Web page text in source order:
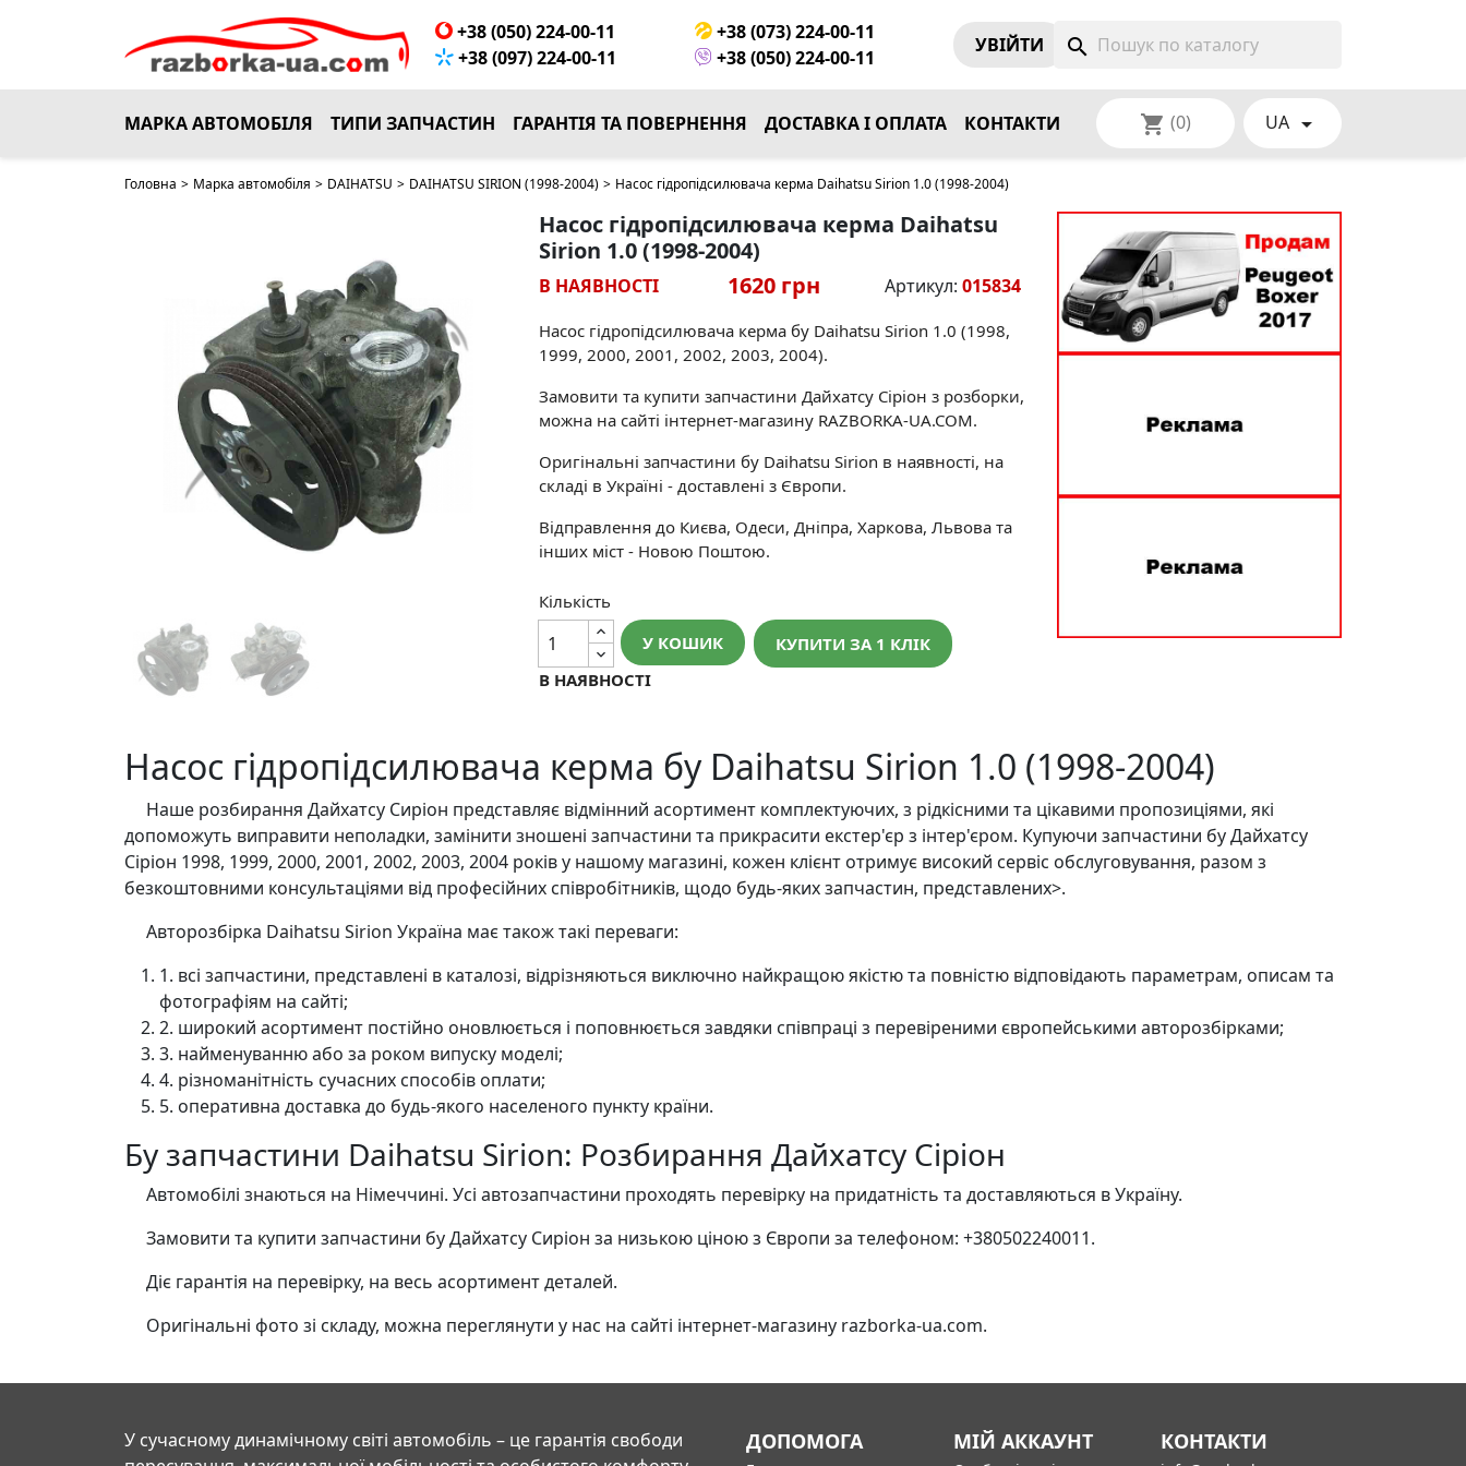
+38 (050) 224-00-11
+38 (073) 224-00-11
+38 (097) 224-00-11
+38 (050) 224-00-11
УВIЙТИ search
МАРКА АВТОМОБІЛЯ ТИПИ ЗАПЧАСТИН ГАРАНТІЯ ТА ПОВЕРНЕННЯ ДОСТАВКА І ОПЛАТА КОНТАКТИ shopping_cart (0) UA 
Головна > Марка автомобіля > DAIHATSU > DAIHATSU SIRION (1998-2004) > Насос гідропідсилювача керма Daihatsu Sirion 1.0 (1998-2004)
Насос гідропідсилювача керма Daihatsu
Sirion 1.0 (1998-2004)
В НАЯВНОСТІ 1620 грн Артикул: 015834
Насос гідропідсилювача керма бу Daihatsu Sirion 1.0 (1998,
1999, 2000, 2001, 2002, 2003, 2004).
Замовити та купити запчастини Дайхатсу Сіріон з розборки,
можна на сайті інтернет-магазину RAZBORKA-UA.COM.
Оригінальні запчастини бу Daihatsu Sirion в наявності, на
складі в Україні - доставлені з Європи.
Відправлення до Києва, Одеси, Дніпра, Харкова, Львова та
інших міст - Новою Поштою.
Кількість
У КОШИК
КУПИТИ ЗА 1 КЛIК
В НАЯВНОСТІ
Насос гідропідсилювача керма бу Daihatsu Sirion 1.0 (1998-2004)
Наше розбирання Дайхатсу Сиріон представляє відмінний асортимент комплектуючих, з рідкісними та цікавими пропозиціями, які
допоможуть виправити неполадки, замінити зношені запчастини та прикрасити екстер'єр з інтер'єром. Купуючи запчастини бу Дайхатсу
Сіріон 1998, 1999, 2000, 2001, 2002, 2003, 2004 років у нашому магазині, кожен клієнт отримує високий сервіс обслуговування, разом з
безкоштовними консультаціями від професійних співробітників, щодо будь-яких запчастин, представлених>.
Авторозбірка Daihatsu Sirion Україна має також такі переваги:
1. всі запчастини, представлені в каталозі, відрізняються виключно найкращою якістю та повністю відповідають параметрам, описам та
фотографіям на сайті;
2. широкий асортимент постійно оновлюється і поповнюється завдяки співпраці з перевіреними європейськими авторозбірками;
3. найменуванню або за роком випуску моделі;
4. різноманітність сучасних способів оплати;
5. оперативна доставка до будь-якого населеного пункту країни.
Бу запчастини Daihatsu Sirion: Розбирання Дайхатсу Сіріон
Автомобілі знаються на Німеччині. Усі автозапчастини проходять перевірку на придатність та доставляються в Україну.
Замовити та купити запчастини бу Дайхатсу Сиріон за низькою ціною з Європи за телефоном: +380502240011.
Діє гарантія на перевірку, на весь асортимент деталей.
Оригінальні фото зі складу, можна переглянути у нас на сайті інтернет-магазину razborka-ua.com.
У сучасному динамічному світі автомобіль – це гарантія свободи
ДОПОМОГА МІЙ АККАУНТ КОНТАКТИ